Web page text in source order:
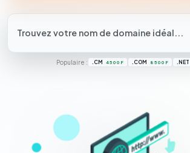
Populaire : .CM 4 500 F .COM 8 500 F .NET